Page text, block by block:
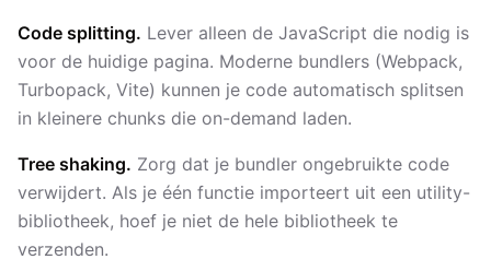
Code splitting. Lever alleen de JavaScript die nodig is
voor de huidige pagina. Moderne bundlers (Webpack,
Turbopack, Vite) kunnen je code automatisch splitsen
in kleinere chunks die on-demand laden.
Tree shaking. Zorg dat je bundler ongebruikte code
verwijdert. Als je één functie importeert uit een utility-
bibliotheek, hoef je niet de hele bibliotheek te
verzenden.